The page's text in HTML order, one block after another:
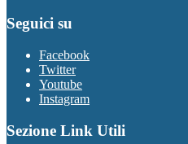
Seguici su
Facebook
Twitter
Youtube
Instagram
Sezione Link Utili